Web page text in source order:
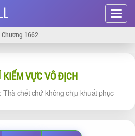
Hiện
menu
Chương 1662
KIẾM VỰC VÔ ĐỊCH
Thà chết chứ không chịu khuất phục